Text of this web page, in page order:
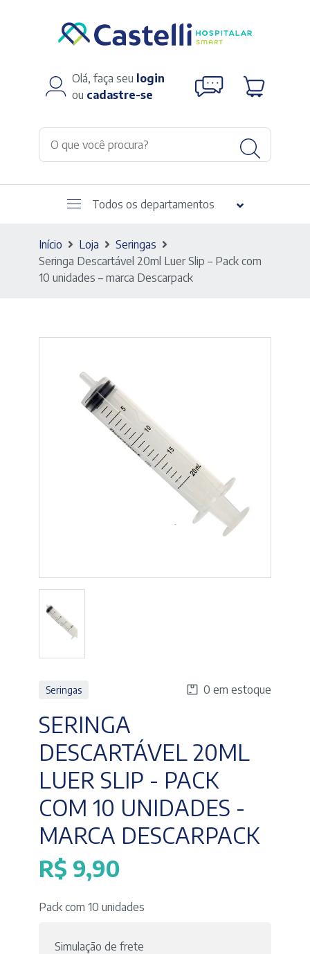
Olá, faça seu login
ou cadastre-se
Todos os departamentos
Início Loja
Seringas
Seringa Descartável 20ml Luer Slip – Pack com
10 unidades – marca Descarpack
Seringas 0 em estoque
SERINGA
DESCARTÁVEL 20ML
LUER SLIP - PACK
COM 10 UNIDADES -
MARCA DESCARPACK
R$ 9,90
Pack com 10 unidades
Simulação de frete